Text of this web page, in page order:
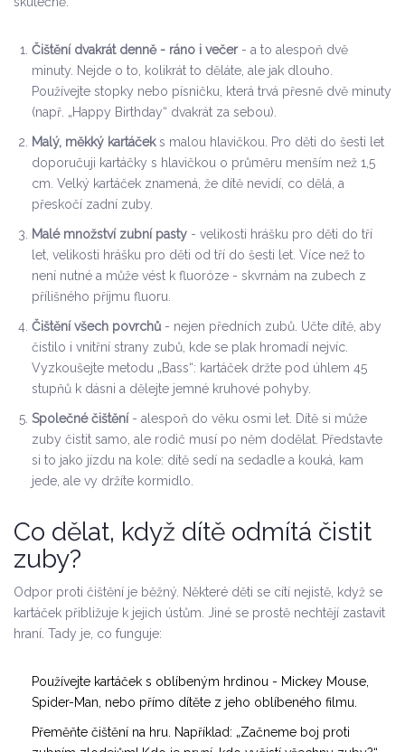
Čištění dvakrát denně - ráno i večer- a to alespoň dvě
minuty. Nejde o to, kolikrát to děláte, ale jak dlouho.
Používejte stopky nebo písničku, která trvá přesně dvě minuty
(např. „Happy Birthday“ dvakrát za sebou).
Malý, měkký kartáčeks malou hlavičkou. Pro děti do šesti let
doporučuji kartáčky s hlavičkou o průměru menším než 1,5
cm. Velký kartáček znamená, že dítě nevidí, co dělá, a
přeskočí zadní zuby.
Malé množství zubní pasty - velikosti hrášku pro děti do tří
let, velikosti hrášku pro děti od tří do šesti let. Více než to
není nutné a může vést k fluoróze - skvrnám na zubech z
přílišného příjmu fluoru.
Čištění všech povrchů - nejen předních zubů. Učte dítě, aby
čistilo i vnitřní strany zubů, kde se plak hromadí nejvíc.
Vyzkoušejte metodu „Bass“: kartáček držte pod úhlem 45
stupňů k dásni a dělejte jemné kruhové pohyby.
Společné čištění - alespoň do věku osmi let. Dítě si může
zuby čistit samo, ale rodič musí po něm dodělat. Představte
si to jako jízdu na kole: dítě sedí na sedadle a kouká, kam
jede, ale vy držíte kormidlo.
Co dělat, když dítě odmítá čistit
zuby?
Odpor proti čištění je běžný. Některé děti se cítí nejistě, když se
kartáček přibližuje k jejich ústům. Jiné se prostě nechtějí zastavit
hraní. Tady je, co funguje:
Používejte kartáček s oblíbeným hrdinou - Mickey Mouse,
Spider-Man, nebo přímo dítěte z jeho oblíbeného filmu.
Přeměňte čištění na hru. Například: „Začneme boj proti